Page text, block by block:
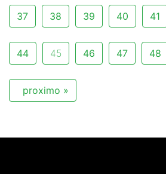
37 38 39 40 41
44 45 46 47 48
proximo »